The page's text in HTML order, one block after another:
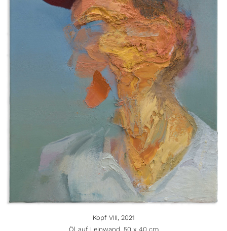
Kopf VIII, 2021
Öl auf Leinwand, 50 x 40 cm